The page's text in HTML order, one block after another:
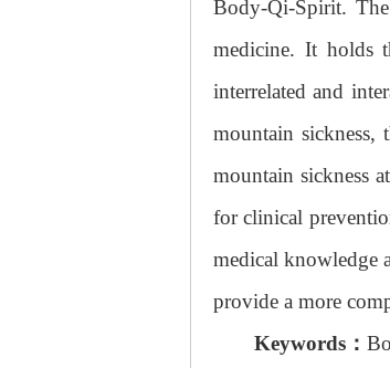
Body-Qi-Spirit.
medicine. It holds
interrelated and
mountain sickness,
mountain sickness
for clinical
medical knowledge
provide a more
Keywords：